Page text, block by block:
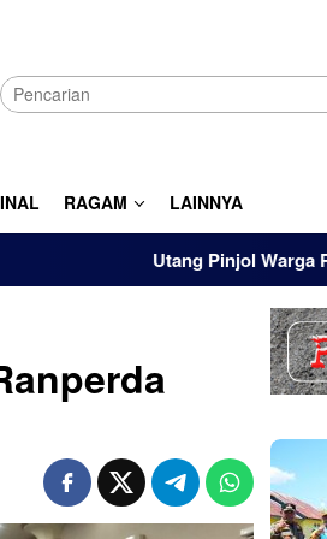
RAGAM LAINNYA
Utang Pinjol Warga RI Tembus